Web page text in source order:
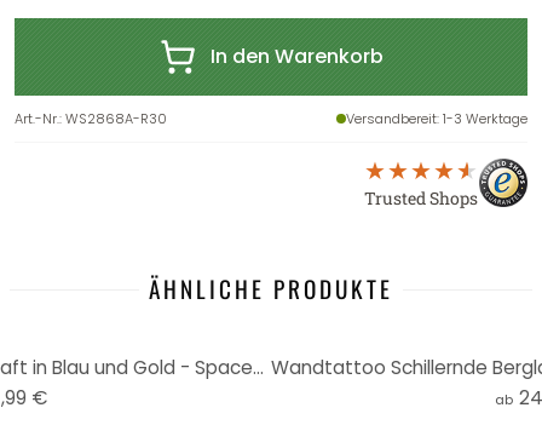
In den Warenkorb
Art.-Nr.:WS2868A-R30 Versandbereit: 1-3 Werktage
Trusted Shops
ÄHNLICHE PRODUKTE
Wandtattoo Sonnige Landschaft in Blau und Gold - SpaceFrog Designs - Rund
€
ab